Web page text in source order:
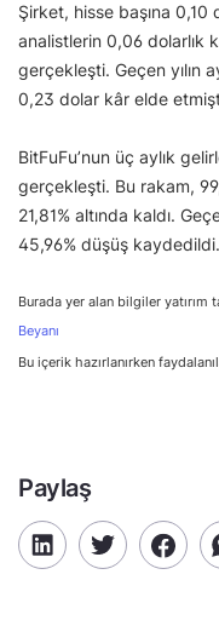
Şirket, hisse başına 0,10
analistlerin 0,06 dolarlık
gerçekleşti. Geçen yılın
0,23 dolar kâr elde
BitFuFu’nun üç aylık
gerçekleşti. Bu rakam,
21,81% altında kaldı.
45,96% düşüş kaydedildi.
Burada yer alan bilgiler
Beyanı
Bu içerik hazırlanırken
Paylaş